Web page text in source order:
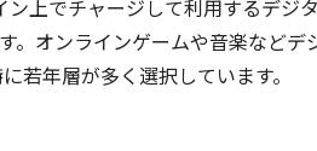
ン上でチャージして利用するデジタ
。オンラインゲームや音楽などデ
若年層が多く選択しています。